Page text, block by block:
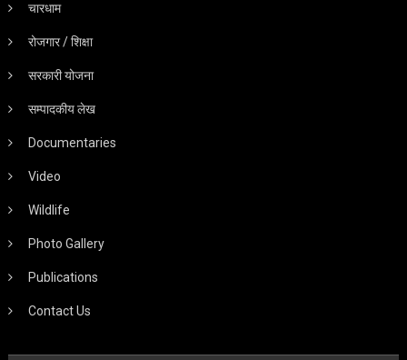
चारधाम
रोजगार / शिक्षा
सरकारी योजना
सम्पादकीय लेख
Documentaries
Video
Wildlife
Photo Gallery
Publications
Contact Us